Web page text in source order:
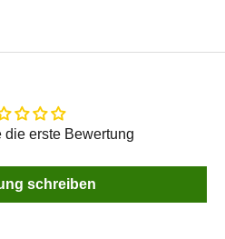
die erste Bewertung
schreiben